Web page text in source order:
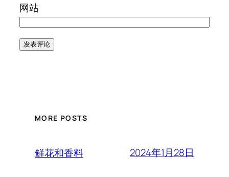
网站
MORE POSTS
鲜花和香料 2024年1月28日